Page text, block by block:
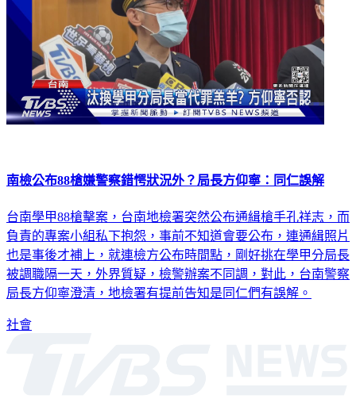
南檢公布88槍嫌警察錯愕狀況外？局長方仰寧：同仁誤解
台南學甲88槍擊案，台南地檢署突然公布通緝槍手孔祥志，而
負責的專案小組私下抱怨，事前不知道會要公布，連通緝照片
也是事後才補上，就連檢方公布時間點，剛好挑在學甲分局長
被調職隔一天，外界質疑，檢警辦案不同調，對此，台南警察
局長方仰寧澄清，地檢署有提前告知是同仁們有誤解。
社會